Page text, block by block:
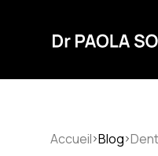
Accueil Blog